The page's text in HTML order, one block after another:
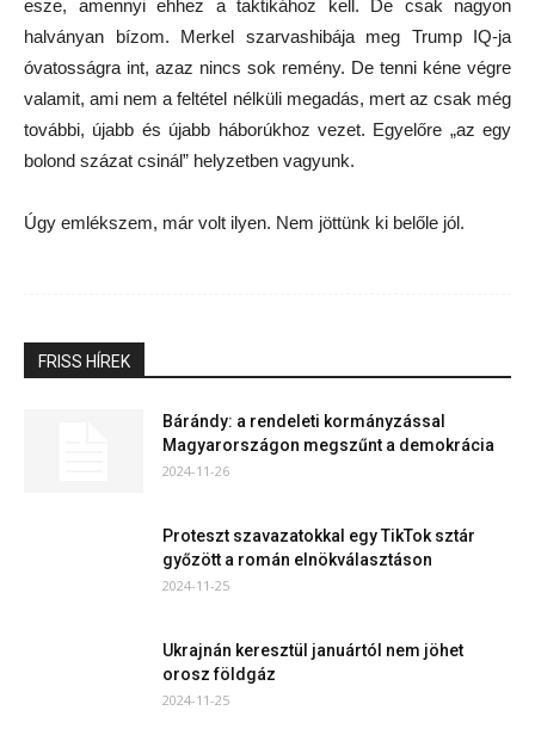
esze, amennyi ehhez a taktikához kell. De csak nagyon
halványan bízom. Merkel szarvashibája meg Trump IQ-ja
óvatosságra int, azaz nincs sok remény. De tenni kéne végre
valamit, ami nem a feltétel nélküli megadás, mert az csak még
további, újabb és újabb háborúkhoz vezet. Egyelőre „az egy
bolond százat csinál” helyzetben vagyunk.
Úgy emlékszem, már volt ilyen. Nem jöttünk ki belőle jól.
FRISS HÍREK
Bárándy: a rendeleti kormányzással
Magyarországon megszűnt a demokrácia
2024-11-26
Proteszt szavazatokkal egy TikTok sztár
győzött a román elnökválasztáson
2024-11-25
Ukrajnán keresztül januártól nem jöhet
orosz földgáz
2024-11-25